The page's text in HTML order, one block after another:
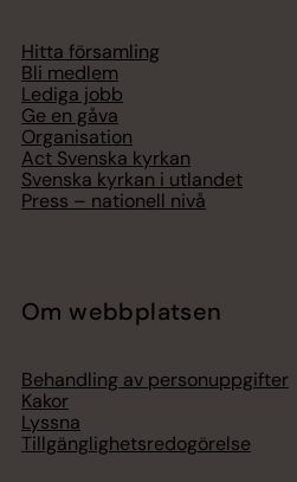
Hitta församling
Bli medlem
Lediga jobb
Ge en gåva
Organisation
Act Svenska kyrkan
Svenska kyrkan i utlandet
Press – nationell nivå
Om webbplatsen
Behandling av personuppgifter
Kakor
Lyssna
Tillgänglighetsredogörelse